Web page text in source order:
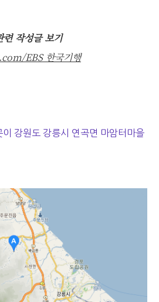
작성글 보기
EBS 한국기행
강원도 강릉시 연곡면 마암터마을